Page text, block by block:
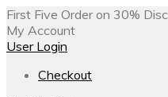
First Five Order on 30%
My Account
User Login
Checkout